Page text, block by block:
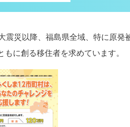
震災以降、福島県全域、特に原
に創る移住者を求めています。